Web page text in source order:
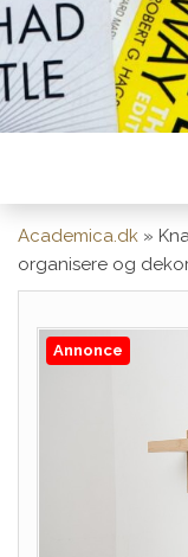
Academica.dk »
organisere og
Annonce